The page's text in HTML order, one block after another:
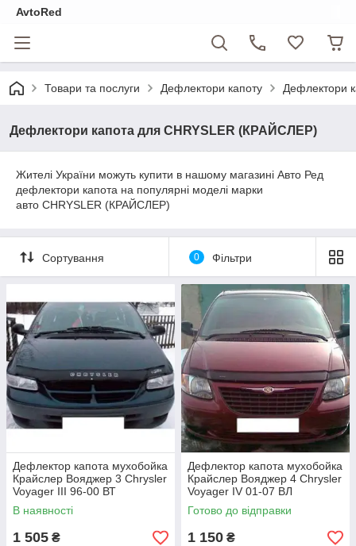
AvtoRed
Товари та послуги Дефлектори капоту Дефлектори
Дефлектори капота для CHRYSLER (КРАЙСЛЕР)
Жителі України можуть купити в нашому магазині Авто Ред
дефлектори капота на популярні моделі марки
авто CHRYSLER (КРАЙСЛЕР)
Сортування 0 Фільтри
Дефлектор капота мухобойка
Крайслер Вояджер 3 Chrysler
Voyager III 96-00 ВТ
В наявності
1 505 ₴
Дефлектор капота мухобойка
Крайслер Вояджер 4 Chrysler
Voyager IV 01-07 ВЛ
Готово до відправки
1 150 ₴